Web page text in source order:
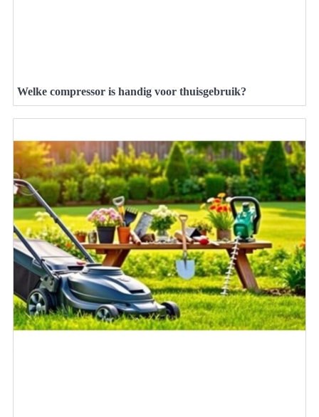
Welke compressor is handig voor thuisgebruik?